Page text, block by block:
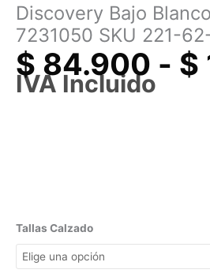
Discovery Bajo
7231050 SKU 221-
$ 84.900 - $
IVA Incluido
Tallas Calzado